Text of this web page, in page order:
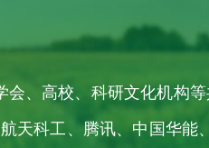
、高校、科研文化机构
天科工、腾讯、中国华能